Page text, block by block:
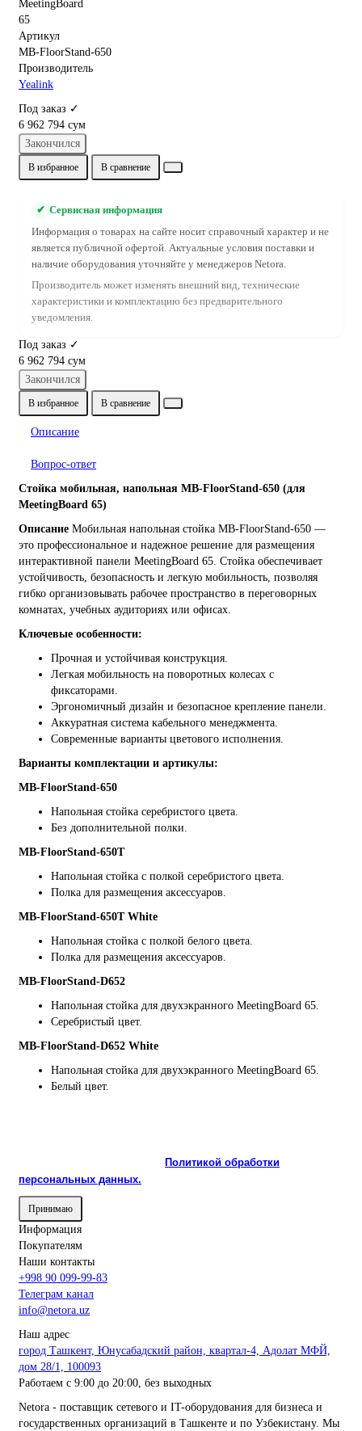
Артикул
MB-FloorStand-650
Производитель
Yealink
Под заказ ✓
6 962 794 сум
Закончился
В избранное В сравнение
✔ Сервисная информация
Информация о товарах на сайте носит справочный характер и не
является публичной офертой. Актуальные условия поставки и
наличие оборудования уточняйте у менеджеров Netora.
Производитель может изменять внешний вид, технические
характеристики и комплектацию без предварительного
уведомления.
Под заказ ✓
6 962 794 сум
Закончился
В избранное В сравнение
Описание
Вопрос-ответ
Стойка мобильная, напольная MB-FloorStand-650 (для
MeetingBoard 65)
Описание Мобильная напольная стойка MB-FloorStand-650 —
это профессиональное и надежное решение для размещения
интерактивной панели MeetingBoard 65. Стойка обеспечивает
устойчивость, безопасность и легкую мобильность, позволяя
гибко организовывать рабочее пространство в переговорных
комнатах, учебных аудиториях или офисах.
Ключевые особенности:
Прочная и устойчивая конструкция.
Легкая мобильность на поворотных колесах с
фиксаторами.
Эргономичный дизайн и безопасное крепление панели.
Аккуратная система кабельного менеджмента.
Современные варианты цветового исполнения.
Варианты комплектации и артикулы:
MB-FloorStand-650
Напольная стойка серебристого цвета.
Без дополнительной полки.
MB-FloorStand-650Т
Напольная стойка с полкой серебристого цвета.
Полка для размещения аксессуаров.
MB-FloorStand-650Т White
Напольная стойка с полкой белого цвета.
Полка для размещения аксессуаров.
MB-FloorStand-D652
Напольная стойка для двухэкранного MeetingBoard 65.
Серебристый цвет.
MB-FloorStand-D652 White
Напольная стойка для двухэкранного MeetingBoard 65.
Белый цвет.
Политикой обработки
персональных данных.
Принимаю
Информация
Покупателям
Наши контакты
+998 90 099-99-83
Телеграм канал
info@netora.uz
Наш адрес
город Ташкент, Юнусабадский район, квартал-4, Адолат МФЙ,
дом 28/1, 100093
Работаем с 9:00 до 20:00, без выходных
Netora - поставщик сетевого и IT-оборудования для бизнеса и
государственных организаций в Ташкенте и по Узбекистану. Мы